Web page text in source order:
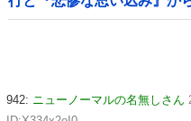
り病院へ誘導し行政保護さ
942: ニューノーマルの名無しさん